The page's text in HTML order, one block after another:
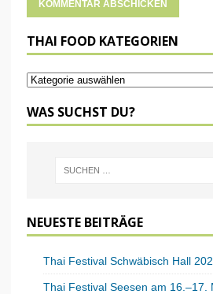
THAI FOOD KATEGORIEN
WAS SUCHST DU?
NEUESTE BEITRÄGE
Thai Festival Schwäbisch Hall
Thai Festival Seesen am 16.–17.